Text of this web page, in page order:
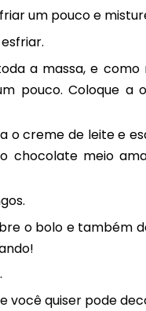
um pouco e
a massa, e
pouco. Coloque
o creme de leite e
chocolate meio
o bolo e também
você quiser pode